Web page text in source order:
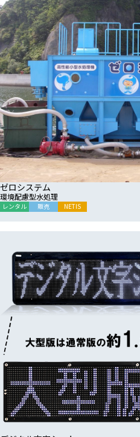
ゼロシステム
環境配慮型水処理
レンタル 販売 NETIS